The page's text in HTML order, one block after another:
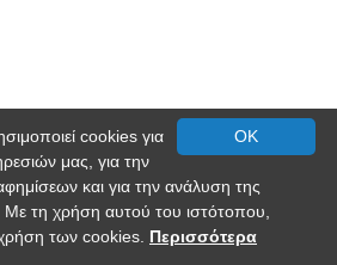
OK
cookies για
μας, για την
και για την ανάλυση της
Με τη χρήση αυτού του ιστότοπου,
των cookies. Περισσότερα